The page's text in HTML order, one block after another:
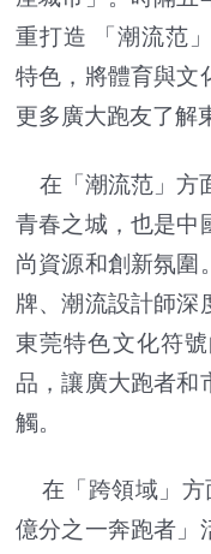
重打造 「潮流范
特色，將體育與文
更多廣大跑友了解
在「潮流范」方
青春之城，也是中
尚資源和創新氛圍
牌、潮流設計師深
東莞特色文化符
品，讓廣大跑者和
觸。
在「跨領域」方
億分之一奔跑者」